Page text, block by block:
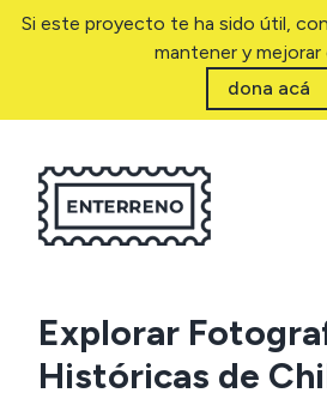
Si este proyecto te ha sido útil,
mantener y mejorar
dona acá
Explorar
Históricas de